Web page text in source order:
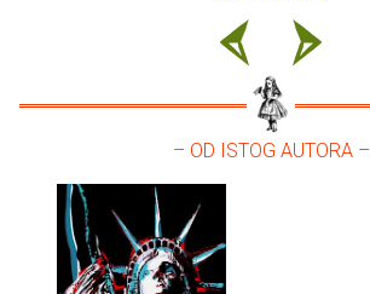
– OD ISTOG AUTORA –